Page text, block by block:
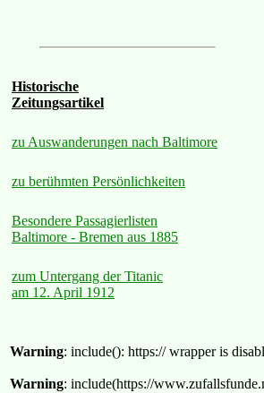
Historische
Zeitungsartikel
zu Auswanderungen nach Baltimore
zu berühmten Persönlichkeiten
Besondere Passagierlisten
Baltimore - Bremen aus 1885
zum Untergang der Titanic
am 12. April 1912
Warning: include(): https:// wrapper is
Warning: include(https://